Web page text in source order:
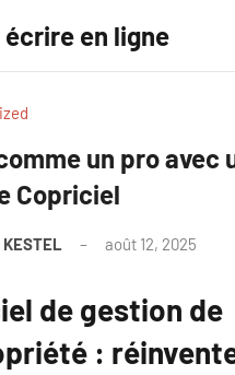
en ligne
un pro avec
Copriciel
août 12, 2025
de gestion de
: